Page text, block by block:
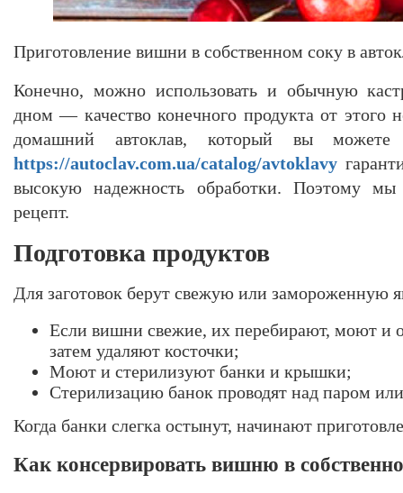
Приготовление вишни в собственном соку в
Конечно, можно использовать и обычную
дном — качество конечного продукта от этого
домашний автоклав, который вы можете
https://autoclav.com.ua/catalog/avtoklavy
высокую надежность обработки. Поэтому
рецепт.
Подготовка продуктов
Для заготовок берут свежую или замороженную
Если вишни свежие, их перебирают, моют и
затем удаляют косточки;
Моют и стерилизуют банки и крышки;
Стерилизацию банок проводят над паром
Когда банки слегка остынут, начинают
Как консервировать вишню в